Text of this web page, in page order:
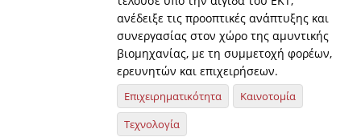
ανέδειξε τις προοπτικές ανάπτυξης και
συνεργασίας στον χώρο της αμυντικής
βιομηχανίας, με τη συμμετοχή φορέων,
ερευνητών και επιχειρήσεων.
Επιχειρηματικότητα
Καινοτομία
Τεχνολογία